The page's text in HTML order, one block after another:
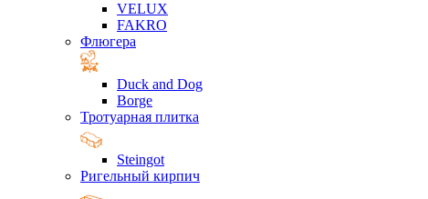
VELUX
FAKRO
Флюгера
Duck and Dog
Borge
Тротуарная плитка
Steingot
Ригельный кирпич